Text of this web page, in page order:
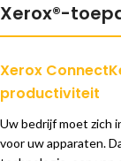
Xerox®-
Xerox
productiviteit
Uw bedrijf moet zich
voor uw apparaten.